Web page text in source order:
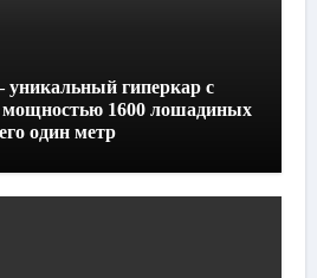
гиперкар с
мощностью 1600 лошадиных
один метр